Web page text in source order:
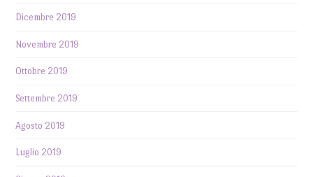
Dicembre 2019
Novembre 2019
Ottobre 2019
Settembre 2019
Agosto 2019
Luglio 2019